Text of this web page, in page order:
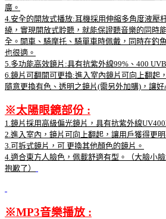
廣。
4.安全的開放式播放:耳機採用伸縮多角度液壓
繞，實現開放式聆聽，就能保證聽音樂的同時
全。開車、騎摩托、騎單車時佩戴，同時在釣
也很適。
5.多功能高效鏡片:具有抗紫外線99%、400
6.鏡片可翻開可更換:進入室內鏡片可向上翻起
隨意更換有色、透明之鏡片(需另外加購)，讓好
※太陽眼鏡部份 :
1.鏡片採用高級偏光鏡片，具有抗紫外線UV400
2.進入室內，鏡片可向上翻起，讓用戶獲得更明
3.可拆式鏡片，可 更換其他顏色的鏡片。
4.適合東方人臉色，佩載舒適有型。（大臉小
抱歉了）
※MP3音樂播放 :